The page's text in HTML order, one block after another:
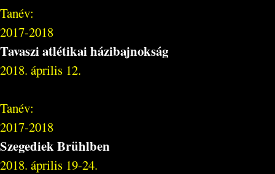
Tanév:
2017-2018
Tavaszi atlétikai házibajnokság
2018. április 12.
Tanév:
2017-2018
Szegediek Brühlben
2018. április 19-24.